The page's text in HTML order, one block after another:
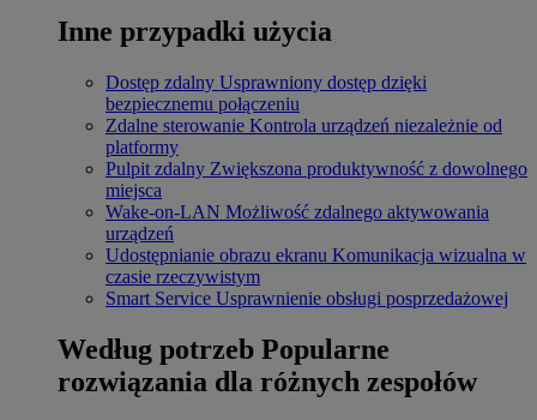
Inne przypadki użycia
Dostęp zdalny Usprawniony dostęp dzięki
bezpiecznemu połączeniu
Zdalne sterowanie Kontrola urządzeń niezależnie od
platformy
Pulpit zdalny Zwiększona produktywność z dowolnego
miejsca
Wake-on-LAN Możliwość zdalnego aktywowania
urządzeń
Udostępnianie obrazu ekranu Komunikacja wizualna w
czasie rzeczywistym
Smart Service Usprawnienie obsługi posprzedażowej
Według potrzeb Popularne
rozwiązania dla różnych zespołów